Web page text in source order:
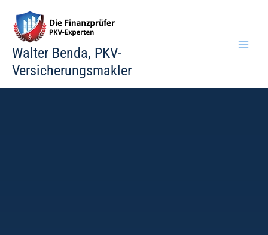
Inhalt
springen
Walter Benda, PKV-
Versicherungsmakler